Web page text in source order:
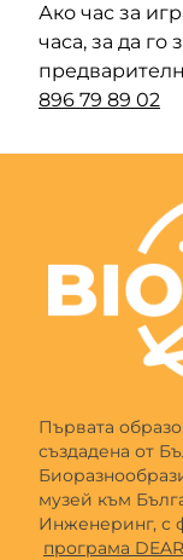
Ако час за
часа, за да го
896 79 89 02
Първата
създадена от
музей към
Инженеринг, с
програма